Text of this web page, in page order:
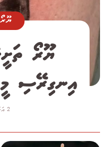
ޔޫރޯ
ޔޫރޯ
އިނގިރޭސި
2 އަހަރު ކުރިން